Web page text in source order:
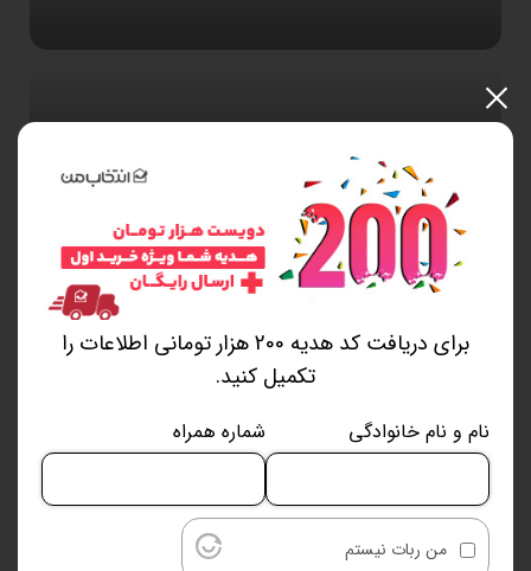
محصولات پرفروش
خردکن مولینکس مدل DPA14
14٬200٬000 2%
13٬916٬000 تومان
9٬790٬000 2%
برای دریافت کد هدیه 200 هزار تومانی اطلاعات را
تکمیل کنید.
نام و نام خانوادگی شماره همراه
من ربات نیستم